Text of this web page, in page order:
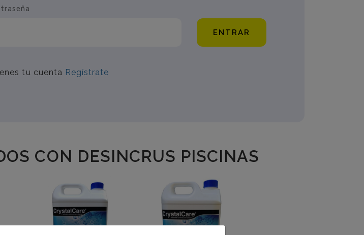
ENTRAR
tu cuenta Regístrate
CON DESINCRUS PISCINAS